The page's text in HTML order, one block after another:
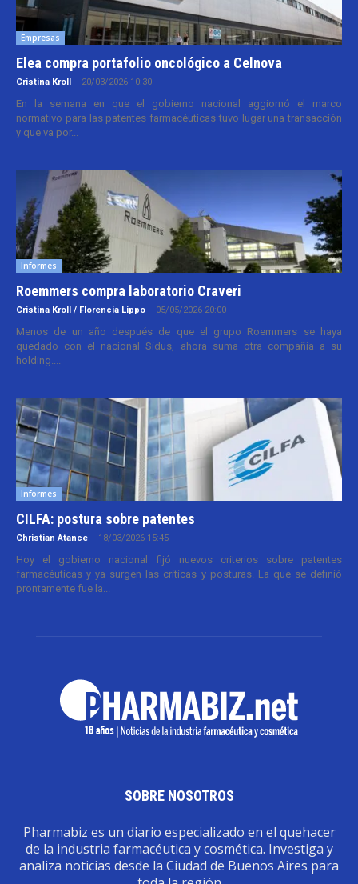
Empresas
Elea compra portafolio oncológico a Celnova
Cristina Kroll - 20/03/2026 10:30
En la semana en que el gobierno nacional aggiornó el marco
normativo para las patentes farmacéuticas tuvo lugar una transacción
y que va por...
Informes
Roemmers compra laboratorio Craveri
Cristina Kroll / Florencia Lippo - 05/05/2026 20:00
Menos de un año después de que el grupo Roemmers se haya
quedado con el nacional Sidus, ahora suma otra compañía a su
holding....
Informes
CILFA: postura sobre patentes
Christian Atance - 18/03/2026 15:45
Hoy el gobierno nacional fijó nuevos criterios sobre patentes
farmacéuticas y ya surgen las críticas y posturas. La que se definió
prontamente fue la...
SOBRE NOSOTROS
Pharmabiz es un diario especializado en el quehacer
de la industria farmacéutica y cosmética. Investiga y
analiza noticias desde la Ciudad de Buenos Aires para